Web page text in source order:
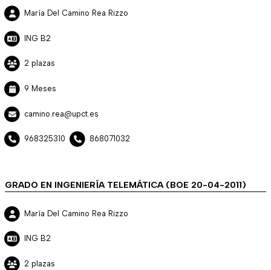
María Del Camino Rea Rizzo
ING B2
2 plazas
9 Meses
camino.rea@upct.es
968325310 868071032
GRADO EN INGENIERÍA TELEMÁTICA (BOE 20-04-2011)
María Del Camino Rea Rizzo
ING B2
2 plazas